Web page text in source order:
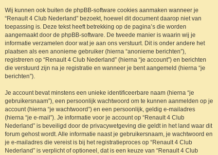
Wij kunnen ook buiten de phpBB-software cookies aanmaken wanneer je
“Renault 4 Club Nederland” bezoekt, hoewel dit document daarop niet van
toepassing is. Deze tekst heeft betrekking op de pagina’s die worden
aangemaakt door de phpBB-software. De tweede manier is waarin wij je
informatie verzamelen door wat je aan ons verstuurt. Dit is onder andere het
plaatsen als een anonieme gebruiker (hierna “anonieme berichten”),
registreren op “Renault 4 Club Nederland” (hierna “je account”) en berichten
die verstuurd zijn na je registratie en wanneer je bent aangemeld (hierna “je
berichten”).
Je account bevat minstens een unieke identificeerbare naam (hierna “je
gebruikersnaam”), een persoonlijk wachtwoord om te kunnen aanmelden op je
account (hierna “je wachtwoord”) en een persoonlijk, geldig e-mailadres
(hierna “je e-mail”). Je informatie voor je account op “Renault 4 Club
Nederland” is beveiligd door de privacywetgeving die geldt in het land waar dit
forum gehost wordt. Alle informatie naast je gebruikersnaam, je wachtwoord en
je e-mailadres die vereist is bij het registratieproces op “Renault 4 Club
Nederland” is verplicht of optioneel, dat is een keuze van “Renault 4 Club